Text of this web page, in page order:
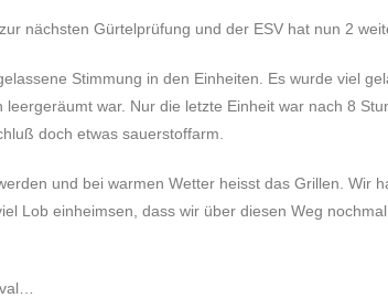
nächsten Gürtelprüfung und der ESV hat nun 2
Stimmung in den Einheiten. Es wurde viel
war. Nur die letzte Einheit war nach 8
doch etwas sauerstoffarm.
und bei warmen Wetter heisst das Grillen. Wir
Lob einheimsen, dass wir über diesen Weg